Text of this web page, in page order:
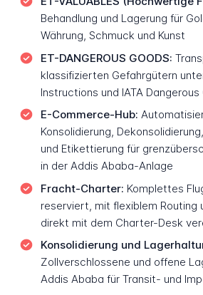
Behandlung und Lagerung für
Währung, Schmuck und Kunst
ET-DANGEROUS GOODS:
klassifizierten Gefahrgütern
Instructions und IATA
E-Commerce-Hub:
Konsolidierung,
und Etikettierung für
in der Addis Ababa-Anlage
Fracht-Charter: Komplettes
reserviert, mit flexiblem Routing
direkt mit dem Charter-Desk
Konsolidierung und
Zollverschlossene und offene
Addis Ababa für Transit- und